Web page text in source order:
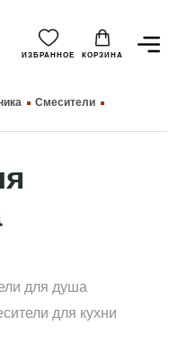
ИЗБРАННОЕ КОРЗИНА
Смесители
для душа
для кухни